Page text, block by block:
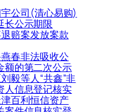
公司(清心易购)
长公示期限
赔案发放案款
春非法吸收公
额的第二次公示
毅等人“共鑫”非
人信息登记核实
百利恒信资产